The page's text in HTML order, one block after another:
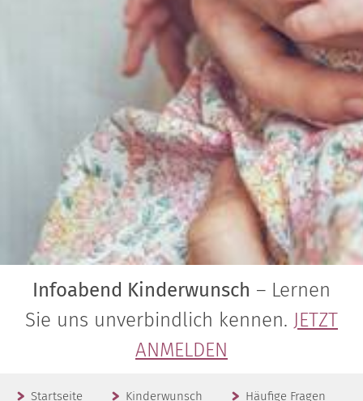
Infoabend Kinderwunsch – Lernen
Sie uns unverbindlich kennen. JETZT
ANMELDEN
Startseite Kinderwunsch
Häufige Fragen